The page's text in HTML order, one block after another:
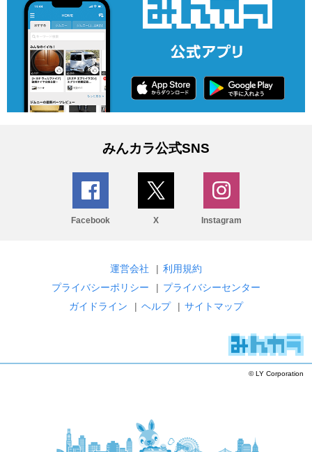
みんカラ公式SNS
Facebook X Instagram
運営会社 | 利用規約
プライバシーポリシー
| プライバシーセンター
ガイドライン
| ヘルプ | サイトマップ
© LY Corporation